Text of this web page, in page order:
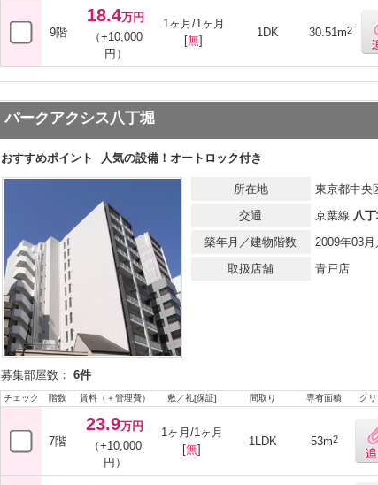
9階
18.4万円
（+10,000
円）
1ヶ月/1ヶ月
[無]
1DK 30.51m2
パークアクシス八丁堀
おすすめポイント 人気の設備！オートロック付き
所在地
東京都中央
交通
京葉線 八
築年月／建物階数
2009年03
取扱店舗
青戸店
募集部屋数： 6件
チェック 階数 賃料（＋管理費） 敷／礼[保証] 間取り 専有面積 ク
7階
23.9万円
（+10,000
円）
1ヶ月/1ヶ月
[無]
1LDK 53m2